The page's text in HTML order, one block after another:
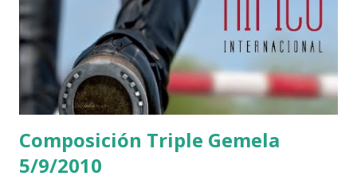
Composición Triple Gemela
5/9/2010